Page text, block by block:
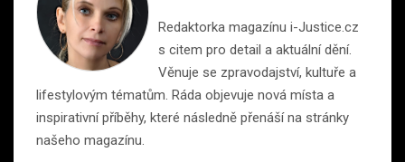
Redaktorka magazínu i-Justice.cz
s citem pro detail a aktuální dění.
Věnuje se zpravodajství, kultuře a
lifestylovým tématům. Ráda objevuje nová místa a
inspirativní příběhy, které následně přenáší na stránky
našeho magazínu.